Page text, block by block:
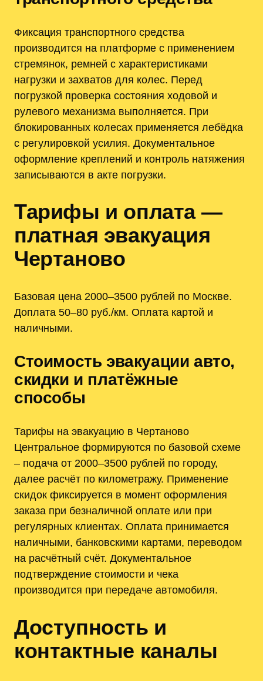
Фиксация транспортного средства
производится на платформе с применением
стремянок, ремней с характеристиками
нагрузки и захватов для колес. Перед
погрузкой проверка состояния ходовой и
рулевого механизма выполняется. При
блокированных колесах применяется лебёдка
с регулировкой усилия. Документальное
оформление креплений и контроль натяжения
записываются в акте погрузки.
Тарифы и оплата —
платная эвакуация
Чертаново
Базовая цена 2000–3500 рублей по Москве.
Доплата 50–80 руб./км. Оплата картой и
наличными.
Стоимость эвакуации авто,
скидки и платёжные
способы
Тарифы на эвакуацию в Чертаново
Центральное формируются по базовой схеме
‒ подача от 2000–3500 рублей по городу,
далее расчёт по километражу. Применение
скидок фиксируется в момент оформления
заказа при безналичной оплате или при
регулярных клиентах. Оплата принимается
наличными, банковскими картами, переводом
на расчётный счёт. Документальное
подтверждение стоимости и чека
производится при передаче автомобиля.
Доступность и
контактные каналы